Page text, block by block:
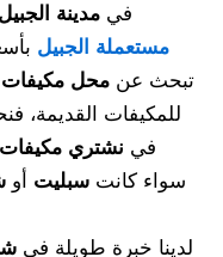
في مدينة الجبيل
مستعملة الجبيل
تبحث عن محل مكيفات
للمكيفات
في نشتري
سواء كانت سبليت أو
لدينا خبرة طويلة في